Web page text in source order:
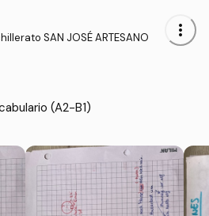
SAN JOSÉ ARTESANO more_vert
(A2-B1)